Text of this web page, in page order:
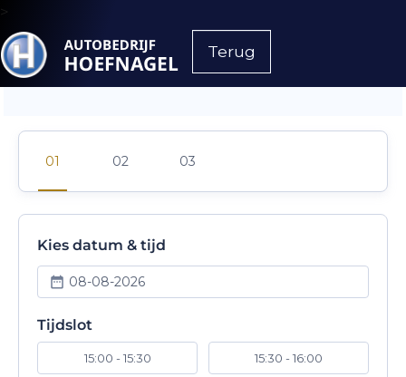
>
Terug
Kies datum & tijd
08-08-2026
Tijdslot
15:00 - 15:30 15:30 - 16:00